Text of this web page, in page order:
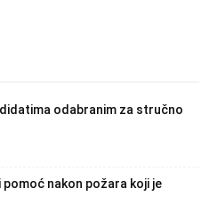
odabranim za stručno
nakon požara koji je